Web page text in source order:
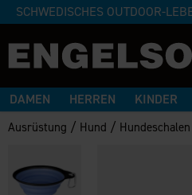
SCHWEDISCHES OUTDOOR-
DAMEN HERREN KINDER
Ausrüstung / Hund / Hundeschalen